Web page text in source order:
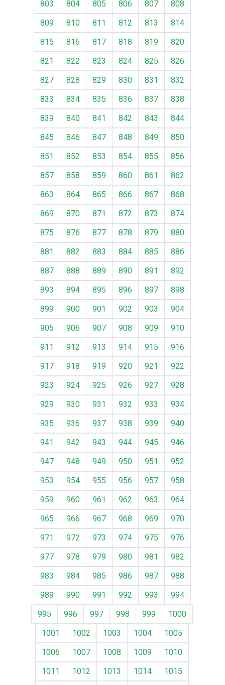
803 804 805 806 807
808
809
810 811 812 813
814
815
816 817 818 819
820
821
822 823 824 825
826
827
828 829 830 831
832
833
834 835 836 837
838
839
840 841 842 843
844
845
846 847 848 849
850
851
852 853 854 855
856
857
858 859 860 861
862
863
864 865 866 867
868
869
870 871 872 873
874
875
876 877 878 879
880
881
882 883 884 885
886
887
888 889 890 891
892
893
894 895 896 897
898
899
900 901 902 903
904
905
906 907 908 909
910
911
912 913 914 915
916
917
918 919 920 921
922
923
924 925 926 927
928
929
930 931 932 933
934
935
936 937 938 939
940
941
942 943 944 945
946
947
948 949 950 951
952
953
954 955 956 957
958
959
960 961 962 963
964
965
966 967 968 969
970
971
972 973 974 975
976
977
978 979 980 981
982
983
984 985 986 987
988
989
990 991 992 993
994
995
996 997 998 999
1000
1001
1002 1003 1004
1005
1006
1007 1008 1009
1010
1011
1012 1013 1014
1015